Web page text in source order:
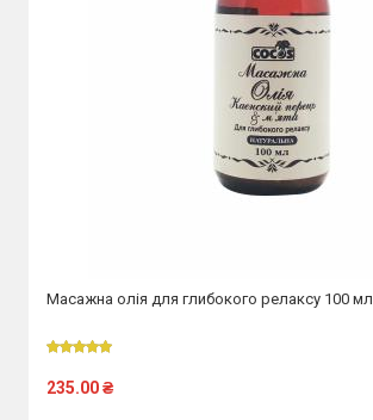
Масажна олія для глибокого релаксу 100 мл
235.00₴